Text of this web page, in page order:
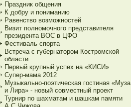
Праздник общения
К добру и пониманию
Равенство возможностей
Визит полномочного представителя
президента ВОС в ЦФО
Фестиваль спорта
Встреча с губернатором Костромской
области
Первый крупный успех на «КИСИ»
Супер-мама 2012
Музыкально-поэтическая гостиная «Муза
и Лира» - новый совместный проект
Турнир по шахматам и шашкам памяти